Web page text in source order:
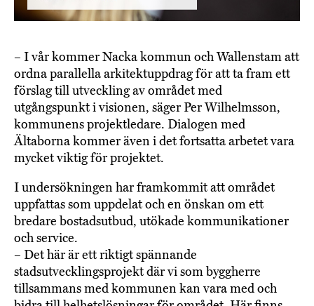
– I vår kommer Nacka kommun och Wallenstam att
ordna parallella arkitektuppdrag för att ta fram ett
förslag till utveckling av området med
utgångspunkt i visionen, säger Per Wilhelmsson,
kommunens projektledare. Dialogen med
Ältaborna kommer även i det fortsatta arbetet vara
mycket viktig för projektet.
I undersökningen har framkommit att området
uppfattas som uppdelat och en önskan om ett
bredare bostadsutbud, utökade kommunikationer
och service.
– Det här är ett riktigt spännande
stadsutvecklingsprojekt där vi som byggherre
tillsammans med kommunen kan vara med och